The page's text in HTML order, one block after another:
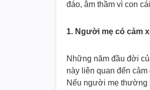
đáo, âm thầm vì con
1. Người mẹ có cảm
Những năm đầu đời
này liên quan đến
Nếu người mẹ thường